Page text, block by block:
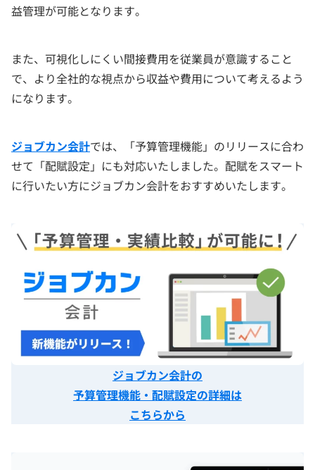
益管理が可能となります。
また、可視化しにくい間接費用を従業員が意識すること
で、より全社的な視点から収益や費用について考えるよう
になります。
ジョブカン会計では、「予算管理機能」のリリースに合わ
せて「配賦設定」にも対応いたしました。配賦をスマート
に行いたい方にジョブカン会計をおすすめいたします。
ジョブカン会計の
予算管理機能・配賦設定の詳細は
こちらから